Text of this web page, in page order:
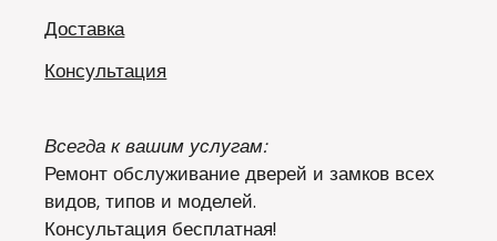
Доставка
Консультация
Всегда к вашим услугам:
Ремонт обслуживание дверей и замков всех
видов, типов и моделей.
Консультация бесплатная!